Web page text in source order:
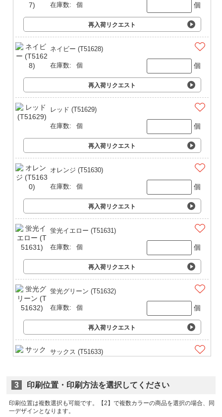
在庫数: 個 個
再入荷リクエスト
ネイビー (T51628)
在庫数: 個 個
再入荷リクエスト
レッド (T51629)
在庫数: 個 個
再入荷リクエスト
オレンジ (T51630)
在庫数: 個 個
再入荷リクエスト
蛍光イエロー (T51631)
在庫数: 個 個
再入荷リクエスト
蛍光グリーン (T51632)
在庫数: 個 個
再入荷リクエスト
サックス (T51633)
再入荷リクエスト
ブルー (T51634)
3 印刷位置・印刷方法を選択してください
印刷位置は複数選択も可能です。